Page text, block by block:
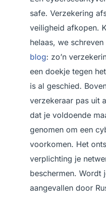
safe. Verzekering
veiligheid afkopen.
helaas, we
blog: zo’n
een doekje tegen
is al geschied.
verzekeraar pas uit
dat je voldoende
genomen om een
voorkomen. Het
verplichting je
beschermen. Wordt
aangevallen door